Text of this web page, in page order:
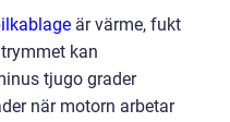
är värme, fukt
kan
tjugo grader
när motorn arbetar